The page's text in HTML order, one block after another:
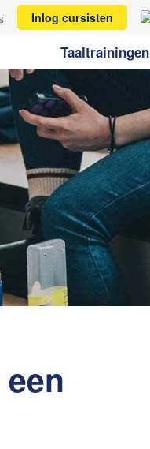
Inlog cursisten
Taaltrainingen